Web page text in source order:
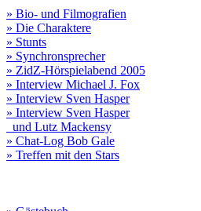
» Bio- und Filmografien
» Die Charaktere
» Stunts
» Synchronsprecher
» ZidZ-Hörspielabend 2005
» Interview Michael J. Fox
» Interview Sven Hasper
» Interview Sven Hasper
und Lutz Mackensy
» Chat-Log Bob Gale
» Treffen mit den Stars